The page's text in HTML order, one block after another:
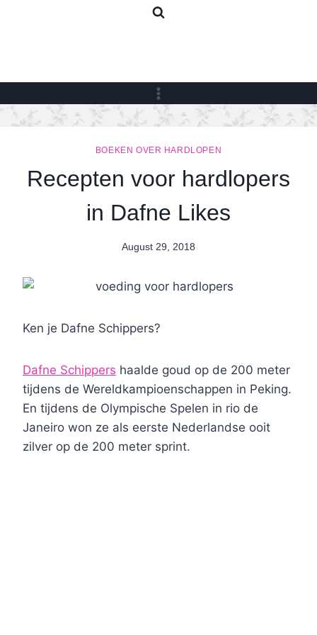
BOEKEN OVER HARDLOPEN
Recepten voor hardlopers
in Dafne Likes
By
August 29, 2018
Ken je Dafne Schippers?
Dafne Schippers haalde goud op de 200 meter
tijdens de Wereldkampioenschappen in Peking.
En tijdens de Olympische Spelen in rio de
Janeiro won ze als eerste Nederlandse ooit
zilver op de 200 meter sprint.